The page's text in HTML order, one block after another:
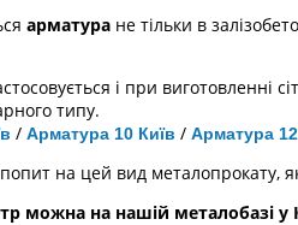
арматура не тільки в
і при виготовленні
типу.
/ Арматура 10 Київ / Арматура
на цей вид металопрокату,
можна на нашій металобазі у